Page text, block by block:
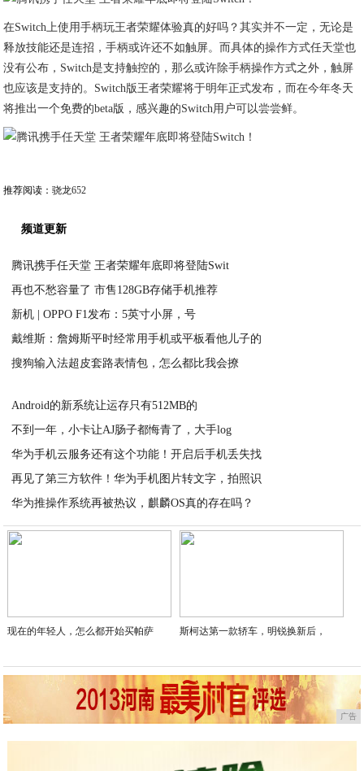
在Switch上使用手柄玩王者荣耀体验真的好吗？其实并不一定，无论是
释放技能还是连招，手柄或许还不如触屏。而具体的操作方式任天堂也
没有公布，Switch是支持触控的，那么或许除手柄操作方式之外，触屏
也应该是支持的。Switch版王者荣耀将于明年正式发布，而在今年冬天
将推出一个免费的beta版，感兴趣的Switch用户可以尝尝鲜。
推荐阅读：骁龙652
频道更新
腾讯携手任天堂 王者荣耀年底即将登陆Swit
再也不愁容量了 市售128GB存储手机推荐
新机 | OPPO F1发布：5英寸小屏，号
戴维斯：詹姆斯平时经常用手机或平板看他儿子的
搜狗输入法超皮套路表情包，怎么都比我会撩
Android的新系统让运存只有512MB的
不到一年，小卡让AJ肠子都悔青了，大手log
华为手机云服务还有这个功能！开启后手机丢失找
再见了第三方软件！华为手机图片转文字，拍照识
华为推操作系统再被热议，麒麟OS真的存在吗？
2020-07-20
现在的年轻人，怎么都开始买帕萨 斯柯达第一款轿车，明锐换新后，
广告